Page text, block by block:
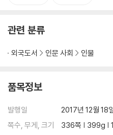
관련 분류
외국도서 인문 사회 인물
품목정보
발행일
2017년 12월 18
쪽수, 무게, 크기
336쪽 | 399g |